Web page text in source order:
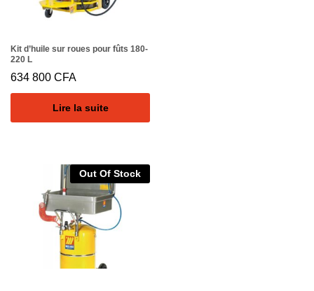
Kit d’huile sur roues pour fûts 180-
220 L
634 800 CFA
Lire la suite
Out Of Stock